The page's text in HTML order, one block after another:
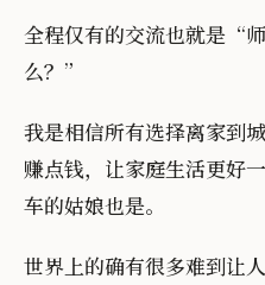
全程仅有的交流也就是“
么？”
我是相信所有选择离家到
赚点钱，让家庭生活更好
车的姑娘也是。
世界上的确有很多难到让